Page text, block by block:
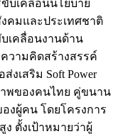
บเคลื่อนนโยบาย
คมและประเทศชาติ
เคลื่อนงานด้าน
วามคิดสร้างสรรค์
งเสริม Soft Power
พของคนไทย คู่ขนาน
งผู้คน โดยโครงการ
ตั้งเป้าหมายว่าผู้